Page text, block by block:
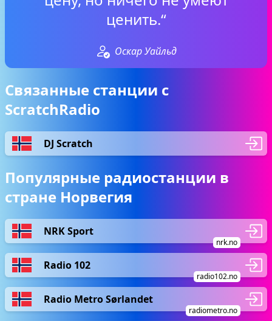
ценить.“
Оскар Уайльд
Связанные станции с
ScratchRadio
DJ Scratch
Популярные радиостанции в
стране Норвегия
NRK Sport
nrk.no
Radio 102
radio102.no
Radio Metro Sørlandet
radiometro.no